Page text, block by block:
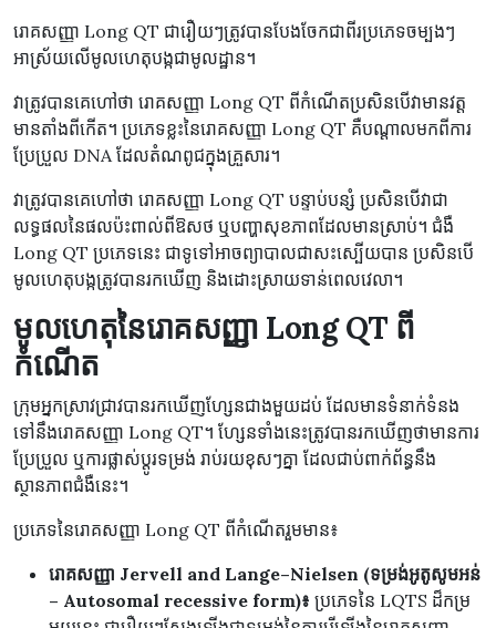
រោគសញ្ញា Long QT ជារឿយៗត្រូវបានបែងចែកជាពីរប្រភេទចម្បងៗ
អាស្រ័យលើមូលហេតុបង្កជាមូលដ្ឋាន។
វាត្រូវបានគេហៅថា រោគសញ្ញា Long QT ពីកំណើតប្រសិនបើវាមានវត្ត
មានតាំងពីកើត។ ប្រភេទខ្លះនៃរោគសញ្ញា Long QT គឺបណ្តាលមកពីការ
ប្រែប្រួល DNA ដែលតំណពូជក្នុងគ្រួសារ។
វាត្រូវបានគេហៅថា រោគសញ្ញា Long QT បន្ទាប់បន្សំ ប្រសិនបើវាជា
លទ្ធផលនៃផលប៉ះពាល់ពីឱសថ ឬបញ្ហាសុខភាពដែលមានស្រាប់។ ជំងឺ
Long QT ប្រភេទនេះ ជាទូទៅអាចព្យាបាលជាសះស្បើយបាន ប្រសិនបើ
មូលហេតុបង្កត្រូវបានរកឃើញ និងដោះស្រាយទាន់ពេលវេលា។
មូលហេតុនៃរោគសញ្ញា Long QT ពី
កំណើត
ក្រុមអ្នកស្រាវជ្រាវបានរកឃើញហ្សែនជាងមួយដប់ ដែលមានទំនាក់ទំនង
ទៅនឹងរោគសញ្ញា Long QT។ ហ្សែនទាំងនេះត្រូវបានរកឃើញថាមានការ
ប្រែប្រួល ឬការផ្លាស់ប្តូរទម្រង់ រាប់រយខុសៗគ្នា ដែលជាប់ពាក់ព័ន្ធនឹង
ស្ថានភាពជំងឺនេះ។
ប្រភេទនៃរោគសញ្ញា Long QT ពីកំណើតរួមមាន៖
រោគសញ្ញា Jervell and Lange–Nielsen (ទម្រង់អូតូសូមអន់
– Autosomal recessive form)៖ ប្រភេទនៃ LQTS ដ៏កម្រ